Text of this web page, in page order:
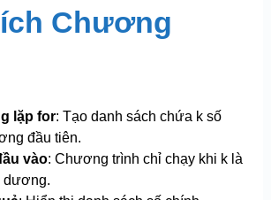
Chương
lặp for: Tạo danh sách chứa k số
đầu tiên.
vào: Chương trình chỉ chạy khi k là
dương.